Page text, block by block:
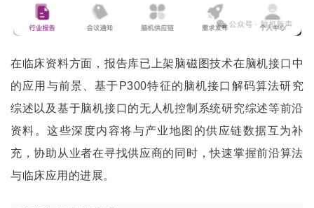
在临床资料方面，报告库已上架脑磁图技术在脑机接口中
的应用与前景、基于P300特征的脑机接口解码算法研究
综述以及基于脑机接口的无人机控制系统研究综述等前沿
资料。这些深度内容将与产业地图的供应链数据互为补
充，协助从业者在寻找供应商的同时，快速掌握前沿算法
与临床应用的进展。